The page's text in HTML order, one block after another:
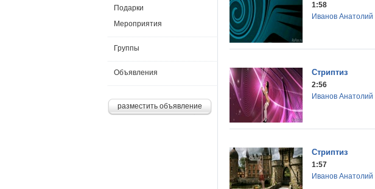
1:58
Иванов Анатолий
Стриптиз
2:56
Иванов Анатолий
Стриптиз
1:57
Иванов Анатолий
Подарки
Мероприятия
Группы
Объявления
разместить объявление